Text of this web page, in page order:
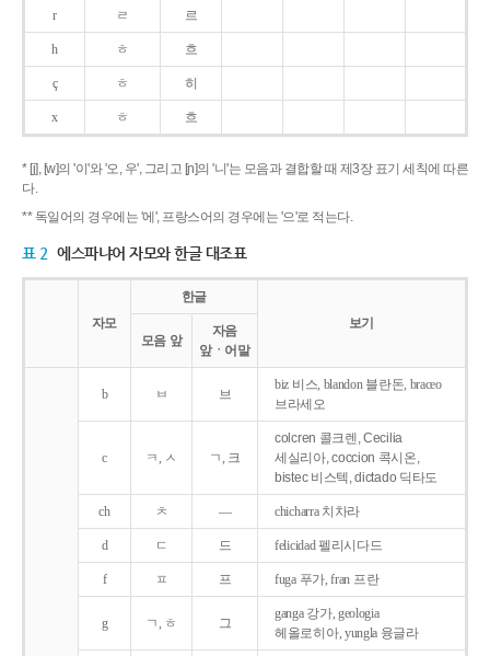
r ㄹ 르
h ㅎ 흐
ç ㅎ 히
x ㅎ 흐
* [j], [w]의 '이'와 '오, 우', 그리고 [ɲ]의 '니'는 모음과 결합할 때 제3장 표기 세칙에 따른
다.
** 독일어의 경우에는 '에', 프랑스어의 경우에는 '으'로 적는다.
표 2 에스파냐어 자모와 한글 대조표
자모
한글
보기
모음 앞
자음
앞ㆍ어말
b ㅂ 브
biz 비스, blandon 블란돈, braceo
브라세오
c ㅋ, ㅅ ㄱ, 크
colcren 콜크렌, Cecilia
세실리아, coccion 콕시온,
bistec 비스텍, dictado 딕타도
ch ㅊ ― chicharra 치차라
d ㄷ 드 felicidad 펠리시다드
f ㅍ 프 fuga 푸가, fran 프란
g ㄱ, ㅎ 그
ganga 강가, geologia
헤올로히아, yungla 융글라